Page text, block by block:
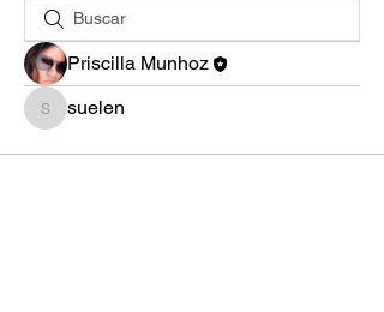
Priscilla Munhoz
suelensuelen